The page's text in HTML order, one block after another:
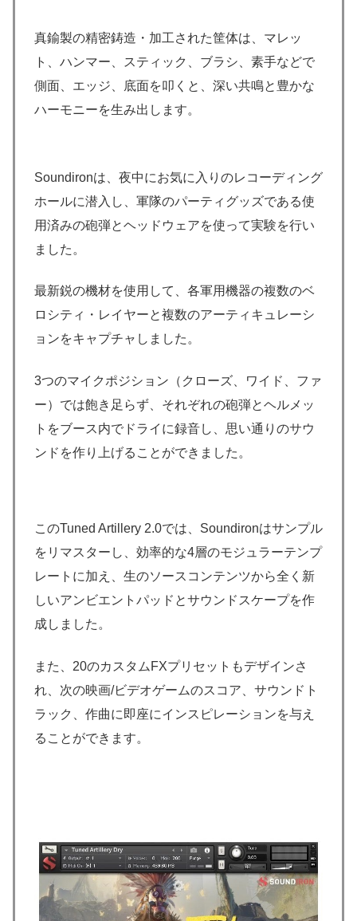
真鍮製の精密鋳造・加工された筐体は、マレッ
ト、ハンマー、スティック、ブラシ、素手などで
側面、エッジ、底面を叩くと、深い共鳴と豊かな
ハーモニーを生み出します。
Soundironは、夜中にお気に入りのレコーディング
ホールに潜入し、軍隊のパーティグッズである使
用済みの砲弾とヘッドウェアを使って実験を行い
ました。
最新鋭の機材を使用して、各軍用機器の複数のベ
ロシティ・レイヤーと複数のアーティキュレーシ
ョンをキャプチャしました。
3つのマイクポジション（クローズ、ワイド、ファ
ー）では飽き足らず、それぞれの砲弾とヘルメッ
トをブース内でドライに録音し、思い通りのサウ
ンドを作り上げることができました。
このTuned Artillery 2.0では、Soundironはサンプル
をリマスターし、効率的な4層のモジュラーテンプ
レートに加え、生のソースコンテンツから全く新
しいアンビエントパッドとサウンドスケープを作
成しました。
また、20のカスタムFXプリセットもデザインさ
れ、次の映画/ビデオゲームのスコア、サウンドト
ラック、作曲に即座にインスピレーションを与え
ることができます。